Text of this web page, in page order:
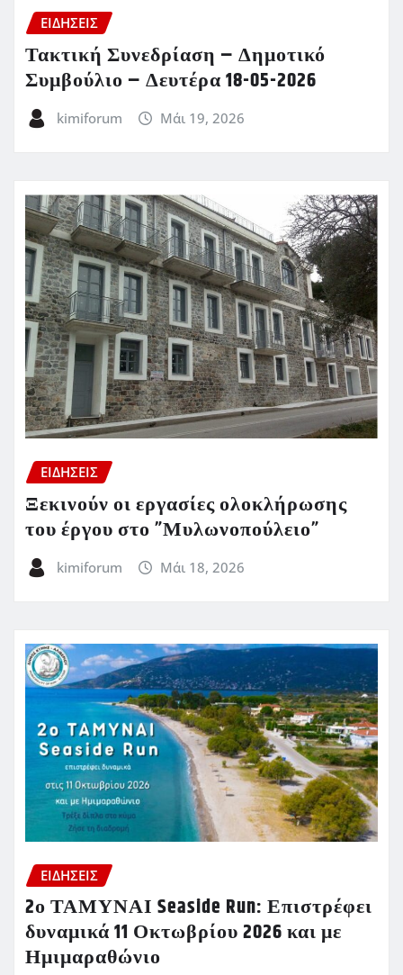
ΕΙΔΗΣΕΙΣ
Τακτική Συνεδρίαση – Δημοτικό
Συμβούλιο – Δευτέρα 18-05-2026
kimiforum Μάι 19, 2026
ΕΙΔΗΣΕΙΣ
Ξεκινούν οι εργασίες ολοκλήρωσης
του έργου στο ”Μυλωνοπούλειο”
kimiforum Μάι 18, 2026
ΕΙΔΗΣΕΙΣ
2ο ΤΑΜΥΝΑΙ Seaside Run: Επιστρέφει
δυναμικά 11 Οκτωβρίου 2026 και με
Ημιμαραθώνιο